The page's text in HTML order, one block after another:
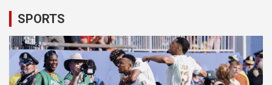
SPORTS